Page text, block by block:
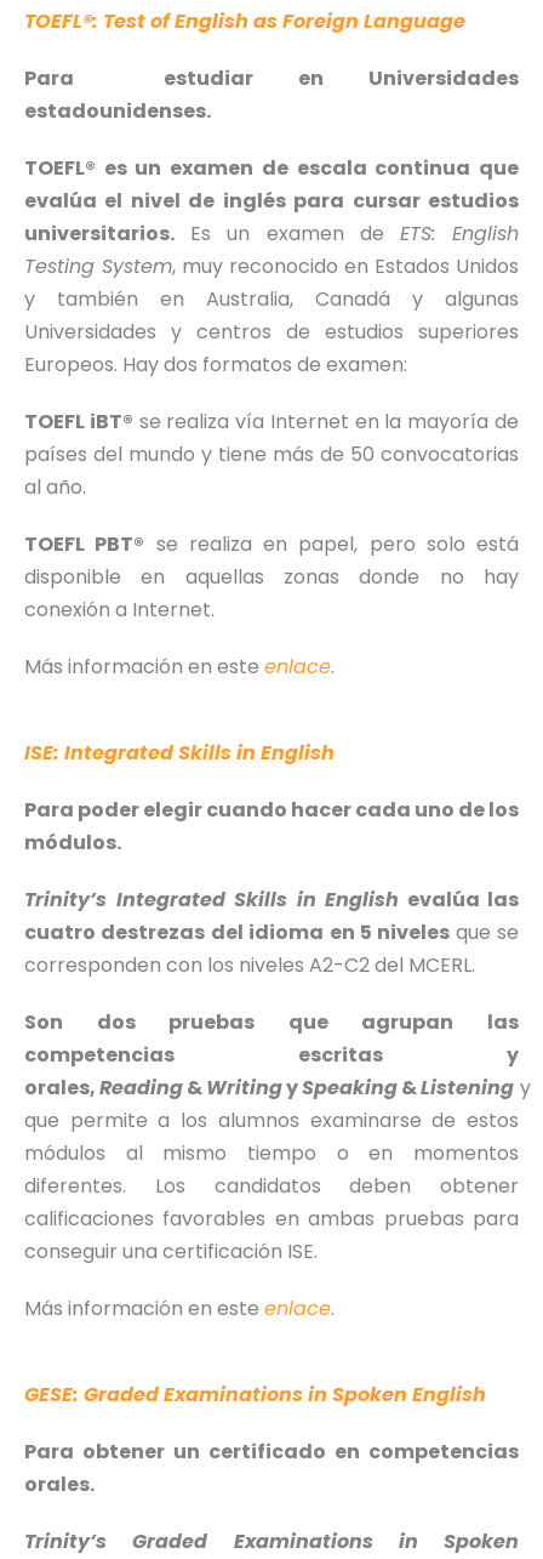
TOEFL®: Test of English as Foreign Language
Para estudiar en Universidades
estadounidenses.
TOEFL® es un examen de escala continua que
evalúa el nivel de inglés para cursar estudios
universitarios. Es un examen de ETS: English
Testing System, muy reconocido en Estados Unidos
y también en Australia, Canadá y algunas
Universidades y centros de estudios superiores
Europeos. Hay dos formatos de examen:
TOEFL iBT® se realiza vía Internet en la mayoría de
países del mundo y tiene más de 50 convocatorias
al año.
TOEFL PBT® se realiza en papel, pero solo está
disponible en aquellas zonas donde no hay
conexión a Internet.
Más información en este enlace.
ISE: Integrated Skills in English
Para poder elegir cuando hacer cada uno de los
módulos.
Trinity’s Integrated Skills in English evalúa las
cuatro destrezas del idioma en 5 niveles que se
corresponden con los niveles A2-C2 del MCERL.
Son dos pruebas que agrupan las
competencias escritas y
orales,Reading&WritingySpeaking&Listening y
que permite a los alumnos examinarse de estos
módulos al mismo tiempo o en momentos
diferentes. Los candidatos deben obtener
calificaciones favorables en ambas pruebas para
conseguir una certificación ISE.
Más información en este enlace.
GESE: Graded Examinations in Spoken English
Para obtener un certificado en competencias
orales.
Trinity’s Graded Examinations in Spoken